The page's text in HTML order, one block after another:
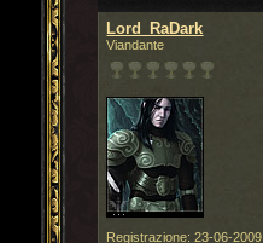
Lord_RaDark
Viandante
Registrazione: 23-06-2009